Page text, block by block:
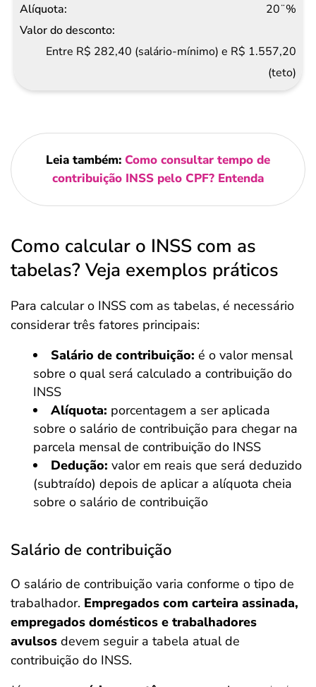
20¨%
Entre R$ 282,40 (salário-mínimo) e R$ 1.557,20
(teto)
Leia também: Como consultar tempo de
contribuição INSS pelo CPF? Entenda
Como calcular o INSS com as
tabelas? Veja exemplos práticos
Para calcular o INSS com as tabelas, é necessário
considerar três fatores principais:
Salário de contribuição: é o valor mensal
sobre o qual será calculado a contribuição do
INSS
Alíquota: porcentagem a ser aplicada
sobre o salário de contribuição para chegar na
parcela mensal de contribuição do INSS
Dedução: valor em reais que será deduzido
(subtraído) depois de aplicar a alíquota cheia
sobre o salário de contribuição
Salário de contribuição
O salário de contribuição varia conforme o tipo de
trabalhador. Empregados com carteira assinada,
empregados domésticos e trabalhadores
avulsos devem seguir a tabela atual de
contribuição do INSS.